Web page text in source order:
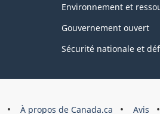
Environnement et
Gouvernement ouvert
Sécurité nationale et
À propos de Canada.ca Avis